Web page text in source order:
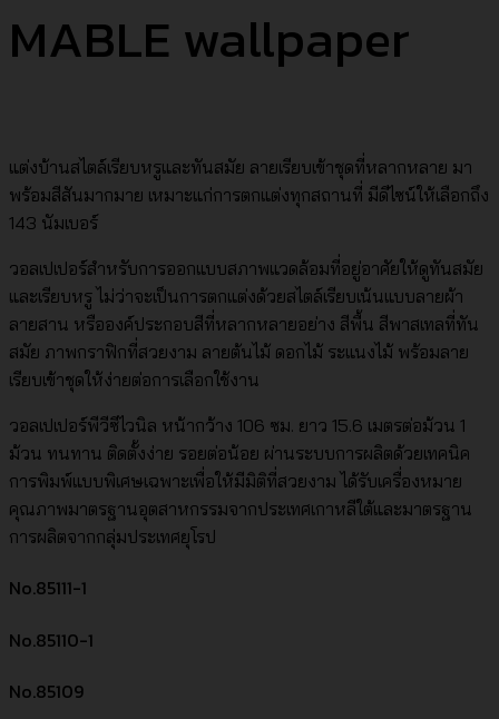
MABLE wallpaper
แต่งบ้านสไตล์เรียบหรูและทันสมัย ลายเรียบเข้าชุดที่หลากหลาย มา
พร้อมสีสันมากมาย เหมาะแก่การตกแต่งทุกสถานที่ มีดีไซน์ให้เลือกถึง
143 นัมเบอร์
วอลเปเปอร์สำหรับการออกแบบสภาพแวดล้อมที่อยู่อาศัยให้ดูทันสมัย
และเรียบหรู ไม่ว่าจะเป็นการตกแต่งด้วยสไตล์เรียบเน้นแบบลายผ้า
ลายสาน หรือองค์ประกอบสีที่หลากหลายอย่าง สีพื้น สีพาสเทลที่ทัน
สมัย ภาพกราฟิกที่สวยงาม ลายต้นไม้ ดอกไม้ ระแนงไม้ พร้อมลาย
เรียบเข้าชุดให้ง่ายต่อการเลือกใช้งาน
วอลเปเปอร์พีวีซีไวนิล หน้ากว้าง 106 ซม. ยาว 15.6 เมตรต่อม้วน 1
ม้วน ทนทาน ติดตั้งง่าย รอยต่อน้อย ผ่านระบบการผลิตด้วยเทคนิค
การพิมพ์แบบพิเศษเฉพาะเพื่อให้มีมิติที่สวยงาม ได้รับเครื่องหมาย
คุณภาพมาตรฐานอุตสาหกรรมจากประเทศเกาหลีใต้และมาตรฐาน
การผลิตจากกลุ่มประเทศยุโรป
No.85111-1
No.85110-1
No.85109